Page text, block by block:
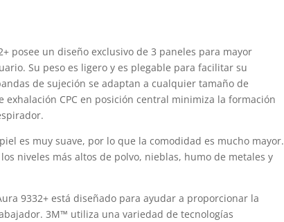
posee un diseño exclusivo de 3 paneles para mayor
Su peso es ligero y es plegable para facilitar su
de sujeción se adaptan a cualquier tamaño de
CPC en posición central minimiza la formación
es muy suave, por lo que la comodidad es mucho mayor.
niveles más altos de polvo, nieblas, humo de metales y
9332+ está diseñado para ayudar a proporcionar la
3M™ utiliza una variedad de tecnologías